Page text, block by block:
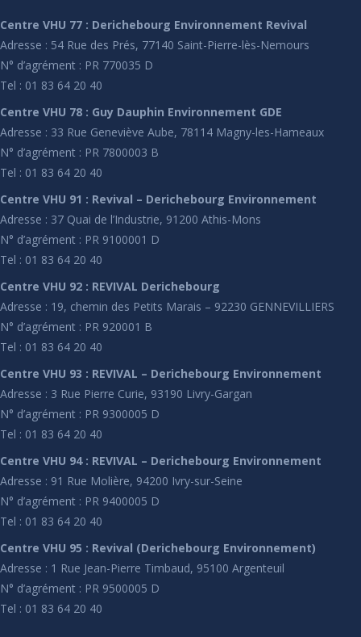
Centre VHU 77 : Derichebourg Environnement Revival
Adresse : 54 Rue des Prés, 77140 Saint-Pierre-lès-Nemours
N° d’agrément : PR 770035 D
Tel : 01 83 64 20 40
Centre VHU 78 : Guy Dauphin Environnement GDE
Adresse : 33 Rue Geneviève Aube, 78114 Magny-les-Hameaux
N° d’agrément : PR 7800003 B
Tel : 01 83 64 20 40
Centre VHU 91 : Revival – Derichebourg Environnement
Adresse : 37 Quai de l’Industrie, 91200 Athis-Mons
N° d’agrément : PR 9100001 D
Tel : 01 83 64 20 40
Centre VHU 92 : REVIVAL Derichebourg
Adresse : 19, chemin des Petits Marais – 92230 GENNEVILLIERS
N° d’agrément : PR 920001 B
Tel : 01 83 64 20 40
Centre VHU 93 : REVIVAL – Derichebourg Environnement
Adresse : 3 Rue Pierre Curie, 93190 Livry-Gargan
N° d’agrément : PR 9300005 D
Tel : 01 83 64 20 40
Centre VHU 94 : REVIVAL – Derichebourg Environnement
Adresse : 91 Rue Molière, 94200 Ivry-sur-Seine
N° d’agrément : PR 9400005 D
Tel : 01 83 64 20 40
Centre VHU 95 : Revival (Derichebourg Environnement)
Adresse : 1 Rue Jean-Pierre Timbaud, 95100 Argenteuil
N° d’agrément : PR 9500005 D
Tel : 01 83 64 20 40